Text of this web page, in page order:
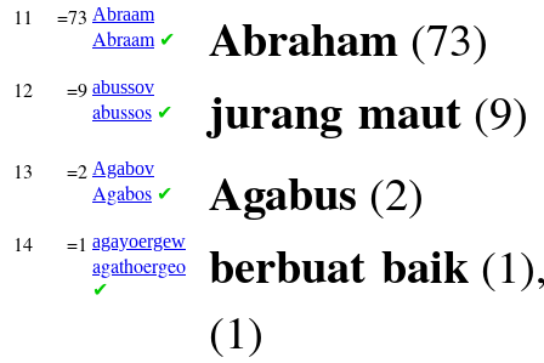
11 =73 Abraam
Abraam ✔ Abraham (73)
12 =9 abussov
abussos ✔ jurang maut (9)
13 =2 Agabov
Agabos ✔ Agabus (2)
14 =1 agayoergew
agathoergeo
✔ berbuat baik
(1)